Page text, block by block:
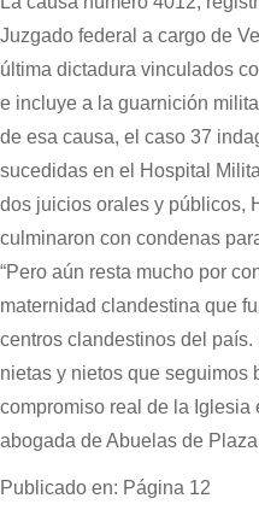
Juzgado federal a cargo de
última dictadura vinculados
e incluye a la guarnición
de esa causa, el caso 37
sucedidas en el Hospital
dos juicios orales y públicos,
culminaron con condenas
“Pero aún resta mucho por
maternidad clandestina que
centros clandestinos del
nietas y nietos que seguimos
compromiso real de la Iglesia
abogada de Abuelas de
Publicado en: Página 12